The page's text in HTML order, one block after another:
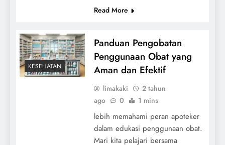
Read More
KESEHATAN
Panduan Pengobatan
Penggunaan Obat yang
Aman dan Efektif
limakaki
2 tahun
ago
0 1 mins
lebih memahami peran apoteker
dalam edukasi penggunaan obat.
Mari kita pelajari bersama